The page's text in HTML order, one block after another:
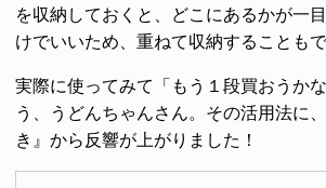
を収納しておくと、どこにあるかが一
けでいいため、重ねて収納することもで
実際に使ってみて「もう１段買おうか
う、うどんちゃんさん。その活用法に
き』から反響が上がりました！